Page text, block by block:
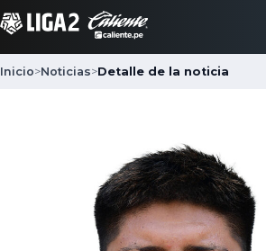
Posiciones
Inicio>Noticias>Detalle de la noticia